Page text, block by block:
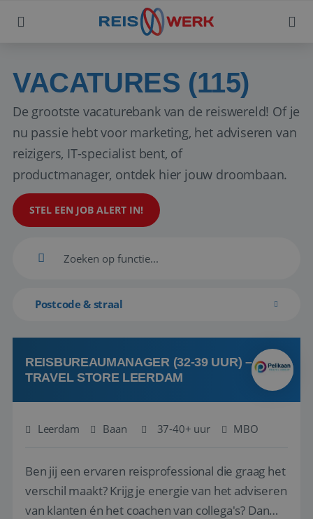
VACATURES (115)
De grootste vacaturebank van de reiswereld! Of je
nu passie hebt voor marketing, het adviseren van
reizigers, IT-specialist bent, of
productmanager, ontdek hier jouw droombaan.
STEL EEN JOB ALERT IN!
Postcode & straal
REISBUREAUMANAGER (32-39 UUR) –
TRAVEL STORE LEERDAM
Leerdam Baan 37-40+ uur MBO
Ben jij een ervaren reisprofessional die graag het
verschil maakt? Krijg je energie van het adviseren
van klanten én het coachen van collega's? Dan